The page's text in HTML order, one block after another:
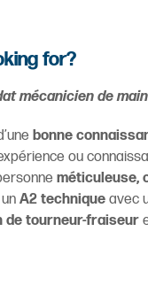
for?
mécanicien de
bonne
ou
méticuleuse,
A2 technique avec
de tourneur-fraiseur